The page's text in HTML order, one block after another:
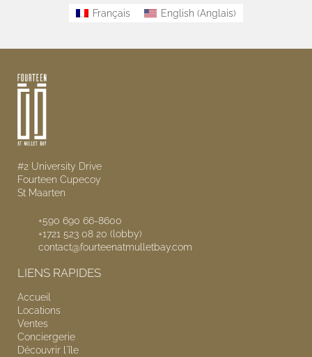
Français English (Anglais)
#2 University Drive
Fourteen Cupecoy
St Maarten
+590 690 66-8600
+1721 523 08 20 (lobby)
contact@fourteenatmulletbay.com
LIENS RAPIDES
Accueil
Locations
Ventes
Conciergerie
Découvrir l'île